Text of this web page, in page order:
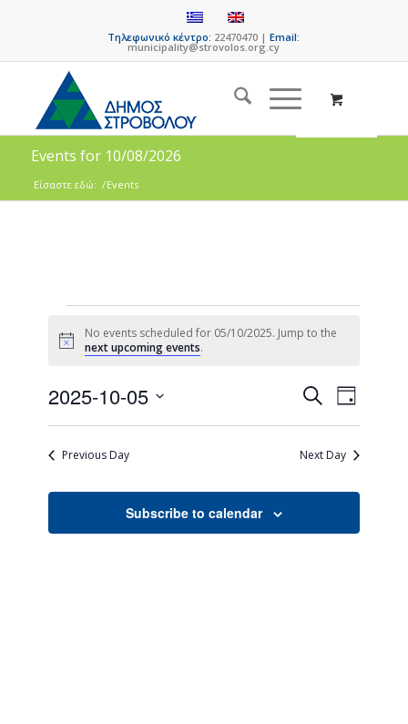
Τηλεφωνικό κέντρο: 22470470 |Email:
municipality@strovolos.org.cy
Events for 10/08/2026
Είσαστε εδώ: /Events
Notice
No events scheduled for 05/10/2025. Jump to the
next upcoming events.
Events
Search
and
SearchEvent
Views
Day
2025-10-05
Previous Day
Next Day
Subscribe to calendar